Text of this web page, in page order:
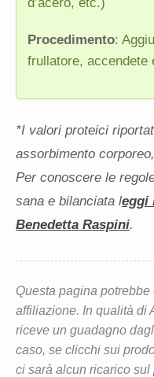
Procedimento:
frullatore, accendete
*I valori proteici
assorbimento
Per conoscere le
sana e bilanciata leggi
Benedetta Raspini.
Questa pagina
affiliazione. In qualità di
riceve un guadagno
caso, se clicchi sui
ci sarà alcun ricarico sul